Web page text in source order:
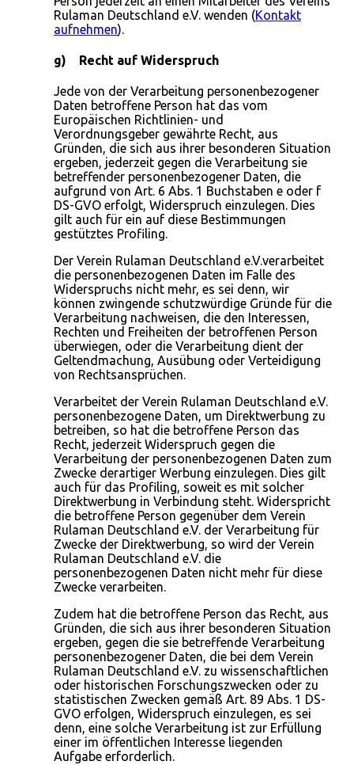
Rulaman Deutschland e.V. wenden (Kontakt
aufnehmen).
g) Recht auf Widerspruch
Jede von der Verarbeitung personenbezogener
Daten betroffene Person hat das vom
Europäischen Richtlinien- und
Verordnungsgeber gewährte Recht, aus
Gründen, die sich aus ihrer besonderen Situation
ergeben, jederzeit gegen die Verarbeitung sie
betreffender personenbezogener Daten, die
aufgrund von Art. 6 Abs. 1 Buchstaben e oder f
DS-GVO erfolgt, Widerspruch einzulegen. Dies
gilt auch für ein auf diese Bestimmungen
gestütztes Profiling.
Der Verein Rulaman Deutschland e.V.verarbeitet
die personenbezogenen Daten im Falle des
Widerspruchs nicht mehr, es sei denn, wir
können zwingende schutzwürdige Gründe für die
Verarbeitung nachweisen, die den Interessen,
Rechten und Freiheiten der betroffenen Person
überwiegen, oder die Verarbeitung dient der
Geltendmachung, Ausübung oder Verteidigung
von Rechtsansprüchen.
Verarbeitet der Verein Rulaman Deutschland e.V.
personenbezogene Daten, um Direktwerbung zu
betreiben, so hat die betroffene Person das
Recht, jederzeit Widerspruch gegen die
Verarbeitung der personenbezogenen Daten zum
Zwecke derartiger Werbung einzulegen. Dies gilt
auch für das Profiling, soweit es mit solcher
Direktwerbung in Verbindung steht. Widerspricht
die betroffene Person gegenüber dem Verein
Rulaman Deutschland e.V. der Verarbeitung für
Zwecke der Direktwerbung, so wird der Verein
Rulaman Deutschland e.V. die
personenbezogenen Daten nicht mehr für diese
Zwecke verarbeiten.
Zudem hat die betroffene Person das Recht, aus
Gründen, die sich aus ihrer besonderen Situation
ergeben, gegen die sie betreffende Verarbeitung
personenbezogener Daten, die bei dem Verein
Rulaman Deutschland e.V. zu wissenschaftlichen
oder historischen Forschungszwecken oder zu
statistischen Zwecken gemäß Art. 89 Abs. 1 DS-
GVO erfolgen, Widerspruch einzulegen, es sei
denn, eine solche Verarbeitung ist zur Erfüllung
einer im öffentlichen Interesse liegenden
Aufgabe erforderlich.